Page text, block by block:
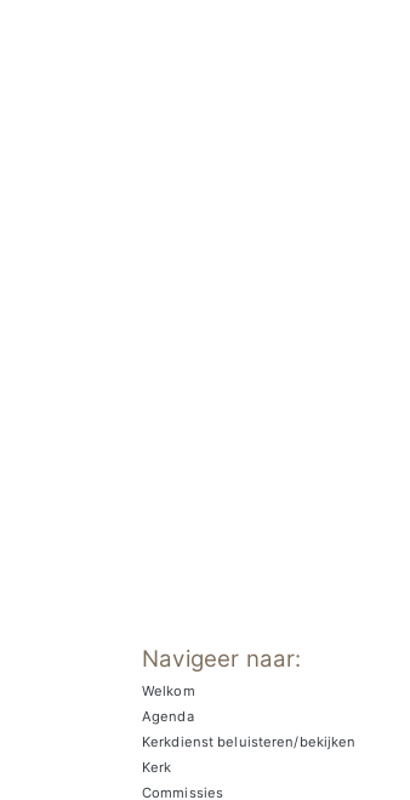
Navigeer naar:
Welkom
Agenda
Kerkdienst beluisteren/bekijken
Kerk
Commissies